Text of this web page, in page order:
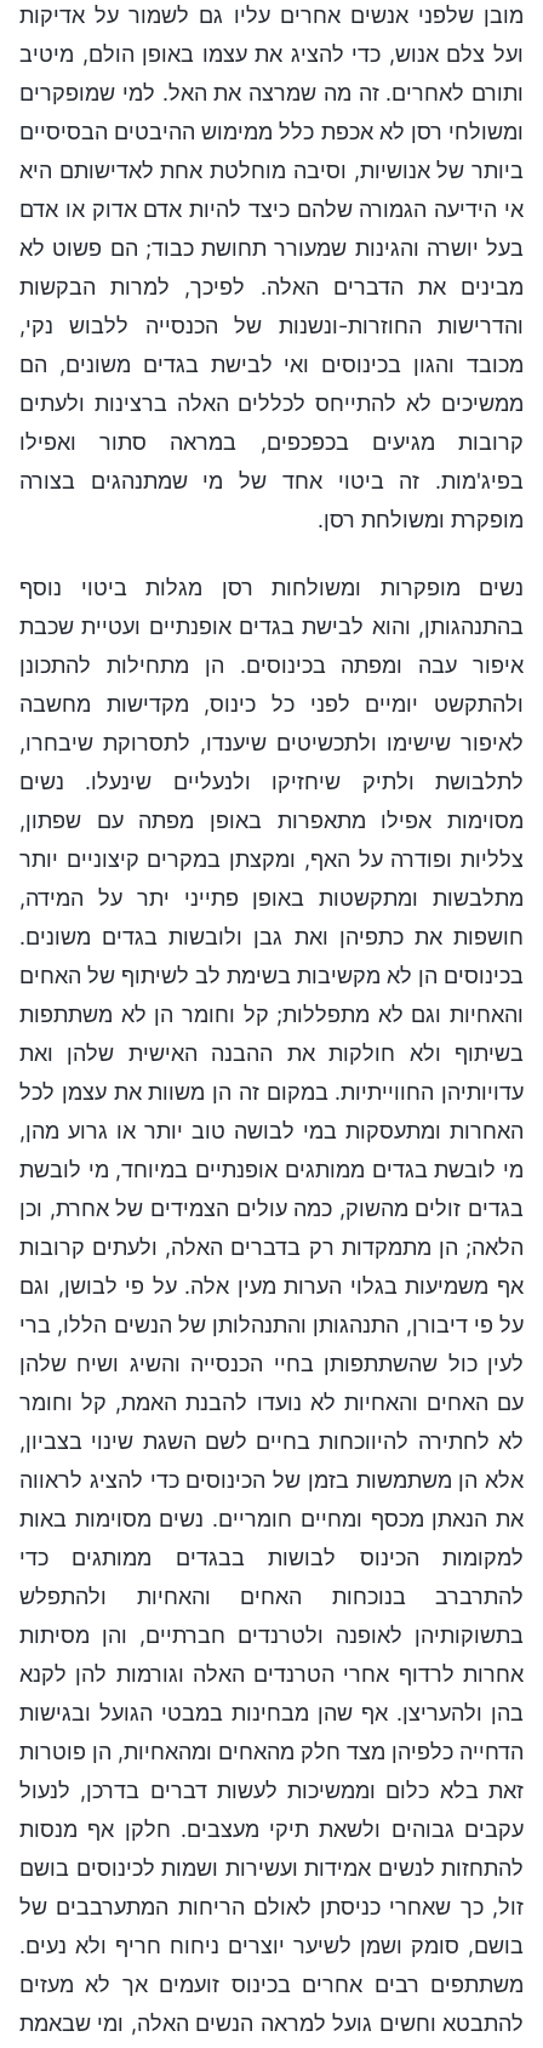
מובן שלפני אנשים אחרים עליו גם לשמור על אדיקות
ועל צלם אנוש, כדי להציג את עצמו באופן הולם, מיטיב
ותורם לאחרים. זה מה שמרצה את האל. למי שמופקרים
ומשולחי רסן לא אכפת כלל ממימוש ההיבטים הבסיסיים
ביותר של אנושיות, וסיבה מוחלטת אחת לאדישותם היא
אי הידיעה הגמורה שלהם כיצד להיות אדם אדוק או אדם
בעל יושרה והגינות שמעורר תחושת כבוד; הם פשוט לא
מבינים את הדברים האלה. לפיכך, למרות הבקשות
והדרישות החוזרות-ונשנות של הכנסייה ללבוש נקי,
מכובד והגון בכינוסים ואי לבישת בגדים משונים, הם
ממשיכים לא להתייחס לכללים האלה ברצינות ולעתים
קרובות מגיעים בכפכפים, במראה סתור ואפילו
בפיג'מות. זה ביטוי אחד של מי שמתנהגים בצורה
מופקרת ומשולחת רסן.
נשים מופקרות ומשולחות רסן מגלות ביטוי נוסף
בהתנהגותן, והוא לבישת בגדים אופנתיים ועטיית שכבת
איפור עבה ומפתה בכינוסים. הן מתחילות להתכונן
ולהתקשט יומיים לפני כל כינוס, מקדישות מחשבה
לאיפור שישימו ולתכשיטים שיענדו, לתסרוקת שיבחרו,
לתלבושת ולתיק שיחזיקו ולנעליים שינעלו. נשים
מסוימות אפילו מתאפרות באופן מפתה עם שפתון,
צלליות ופודרה על האף, ומקצתן במקרים קיצוניים יותר
מתלבשות ומתקשטות באופן פתייני יתר על המידה,
חושפות את כתפיהן ואת גבן ולובשות בגדים משונים.
בכינוסים הן לא מקשיבות בשימת לב לשיתוף של האחים
והאחיות וגם לא מתפללות; קל וחומר הן לא משתתפות
בשיתוף ולא חולקות את ההבנה האישית שלהן ואת
עדויותיהן החווייתיות. במקום זה הן משוות את עצמן לכל
האחרות ומתעסקות במי לבושה טוב יותר או גרוע מהן,
מי לובשת בגדים ממותגים אופנתיים במיוחד, מי לובשת
בגדים זולים מהשוק, כמה עולים הצמידים של אחרת, וכן
הלאה; הן מתמקדות רק בדברים האלה, ולעתים קרובות
אף משמיעות בגלוי הערות מעין אלה. על פי לבושן, וגם
על פי דיבורן, התנהגותן והתנהלותן של הנשים הללו, ברי
לעין כול שהשתתפותן בחיי הכנסייה והשיג ושיח שלהן
עם האחים והאחיות לא נועדו להבנת האמת, קל וחומר
לא לחתירה להיווכחות בחיים לשם השגת שינוי בצביון,
אלא הן משתמשות בזמן של הכינוסים כדי להציג לראווה
את הנאתן מכסף ומחיים חומריים. נשים מסוימות באות
למקומות הכינוס לבושות בבגדים ממותגים כדי
להתרברב בנוכחות האחים והאחיות ולהתפלש
בתשוקותיהן לאופנה ולטרנדים חברתיים, והן מסיתות
אחרות לרדוף אחרי הטרנדים האלה וגורמות להן לקנא
בהן ולהעריצן. אף שהן מבחינות במבטי הגועל ובגישות
הדחייה כלפיהן מצד חלק מהאחים ומהאחיות, הן פוטרות
זאת בלא כלום וממשיכות לעשות דברים בדרכן, לנעול
עקבים גבוהים ולשאת תיקי מעצבים. חלקן אף מנסות
להתחזות לנשים אמידות ועשירות ושמות לכינוסים בושם
זול, כך שאחרי כניסתן לאולם הריחות המתערבבים של
בושם, סומק ושמן לשיער יוצרים ניחוח חריף ולא נעים.
משתתפים רבים אחרים בכינוס זועמים אך לא מעזים
להתבטא וחשים גועל למראה הנשים האלה, ומי שבאמת